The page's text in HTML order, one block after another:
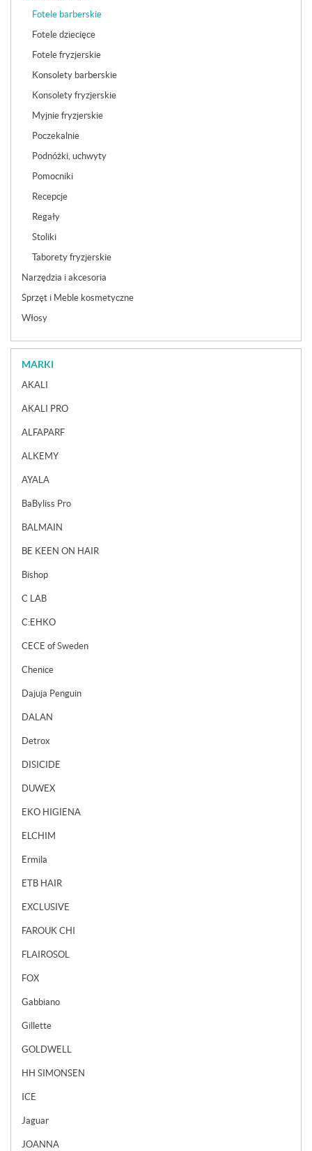
Fotele barberskie
Fotele dziecięce
Fotele fryzjerskie
Konsolety barberskie
Konsolety fryzjerskie
Myjnie fryzjerskie
Poczekalnie
Podnóżki, uchwyty
Pomocniki
Recepcje
Regały
Stoliki
Taborety fryzjerskie
Narzędzia i akcesoria
Sprzęt i Meble kosmetyczne
Włosy
MARKI
AKALI
AKALI PRO
ALFAPARF
ALKEMY
AYALA
BaByliss Pro
BALMAIN
BE KEEN ON HAIR
Bishop
C LAB
C:EHKO
CECE of Sweden
Chenice
Dajuja Penguin
DALAN
Detrox
DISICIDE
DUWEX
EKO HIGIENA
ELCHIM
Ermila
ETB HAIR
EXCLUSIVE
FAROUK CHI
FLAIROSOL
FOX
Gabbiano
Gillette
GOLDWELL
HH SIMONSEN
ICE
Jaguar
JOANNA